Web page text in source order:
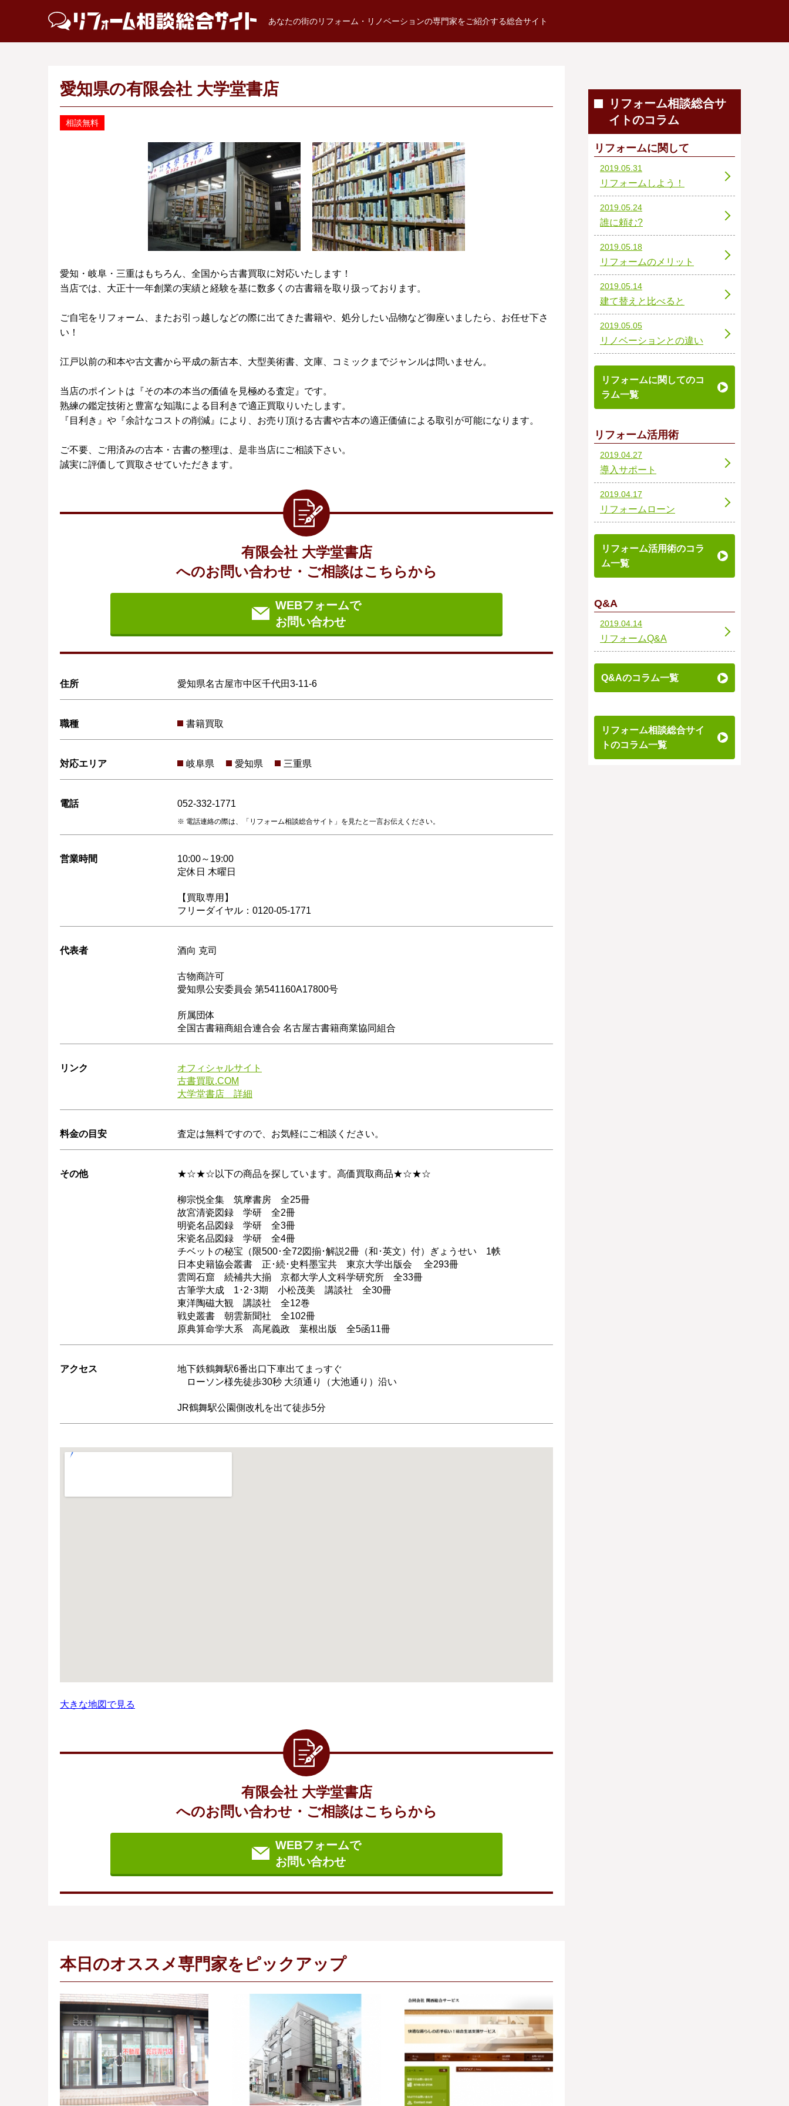
あなたの街のリフォーム・リノベーションの専門家をご紹介する総合サイト
愛知県の有限会社 大学堂書店
相談無料
愛知・岐阜・三重はもちろん、全国から古書買取に対応いたします！
当店では、大正十一年創業の実績と経験を基に数多くの古書籍を取り扱っております。
ご自宅をリフォーム、またお引っ越しなどの際に出てきた書籍や、処分したい品物など御座いましたら、お任せ下さ
い！
江戸以前の和本や古文書から平成の新古本、大型美術書、文庫、コミックまでジャンルは問いません。
当店のポイントは『その本の本当の価値を見極める査定』です。
熟練の鑑定技術と豊富な知識による目利きで適正買取りいたします。
『目利き』や『余計なコストの削減』により、お売り頂ける古書や古本の適正価値による取引が可能になります。
ご不要、ご用済みの古本・古書の整理は、是非当店にご相談下さい。
誠実に評価して買取させていただきます。
有限会社 大学堂書店
へのお問い合わせ・ご相談はこちらから
WEBフォームで
お問い合わせ
住所 愛知県名古屋市中区千代田3-11-6
職種 書籍買取
対応エリア 岐阜県 愛知県 三重県
電話 052-332-1771
電話連絡の際は、「リフォーム相談総合サイト」を見たと一言お伝えください。
営業時間
10:00～19:00
定休日 木曜日
【買取専用】
フリーダイヤル：0120-05-1771
代表者 酒向 克司
古物商許可
愛知県公安委員会 第541160A17800号
所属団体
全国古書籍商組合連合会 名古屋古書籍商業協同組合
リンク
オフィシャルサイト
古書買取.COM
大学堂書店 詳細
料金の目安 査定は無料ですので、お気軽にご相談ください。
その他 ★☆★☆以下の商品を探しています。高価買取商品★☆★☆
柳宗悦全集 筑摩書房 全25冊
故宮清瓷図録 学研 全2冊
明瓷名品図録 学研 全3冊
宋瓷名品図録 学研 全4冊
チベットの秘宝（限500･全72図揃･解説2冊（和･英文）付）ぎょうせい 1帙
日本史籍協会叢書 正･続･史料墨宝共 東京大学出版会 全293冊
雲岡石窟 続補共大揃 京都大学人文科学研究所 全33冊
古筆学大成 1･2･3期 小松茂美 講談社 全30冊
東洋陶磁大観 講談社 全12巻
戦史叢書 朝雲新聞社 全102冊
原典算命学大系 高尾義政 葉根出版 全5函11冊
アクセス
地下鉄鶴舞駅6番出口下車出てまっすぐ
ローソン様先徒歩30秒 大須通り（大池通り）沿い
JR鶴舞駅公園側改札を出て徒歩5分
大きな地図で見る
有限会社 大学堂書店
へのお問い合わせ・ご相談はこちらから
WEBフォームで
お問い合わせ
本日のオススメ専門家をピックアップ
リフォーム相談総合サ
イトのコラム
リフォームに関して
2019.05.31
リフォームしよう！
2019.05.24
誰に頼む?
2019.05.18
リフォームのメリット
2019.05.14
建て替えと比べると
2019.05.05
リノベーションとの違い
リフォームに関してのコ
ラム一覧
リフォーム活用術
2019.04.27
導入サポート
2019.04.17
リフォームローン
リフォーム活用術のコラ
ム一覧
Q&A
2019.04.14
リフォームQ&A
Q&Aのコラム一覧
リフォーム相談総合サイ
トのコラム一覧